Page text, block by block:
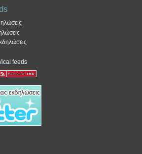
ical feeds